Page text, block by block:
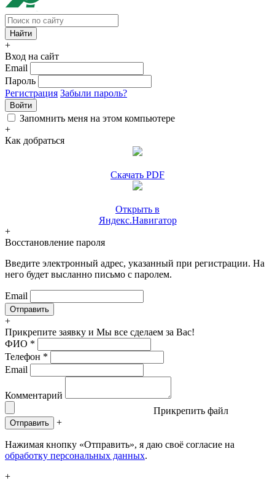
+
Вход на сайт
Email
Пароль
Регистрация Забыли пароль?
Войти
Запомнить меня на этом компьютере
+
Как добраться
Скачать PDF
Открыть в
Яндекс.Навигатор
+
Восстановление пароля
Введите электронный адрес, указанный при регистрации. На
него будет высланно письмо с паролем.
Email
+
Прикрепите заявку и Мы все сделаем за Вас!
ФИО *
Телефон *
Email
Комментарий
Прикрепить файл
Отправить +
Нажимая кнопку «Отправить», я даю своё согласие на
обработку персональных данных.
+